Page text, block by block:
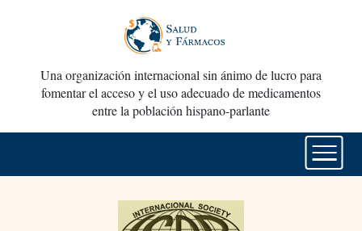
Una organización internacional sin ánimo de lucro para
fomentar el acceso y el uso adecuado de medicamentos
entre la población hispano-parlante